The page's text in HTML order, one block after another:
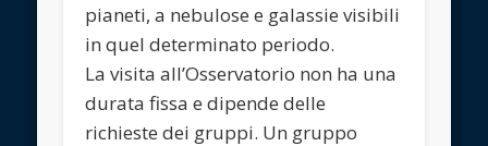
pianeti, a nebulose e galassie visibili
in quel determinato periodo.
La visita all’Osservatorio non ha una
durata fissa e dipende delle
richieste dei gruppi. Un gruppo